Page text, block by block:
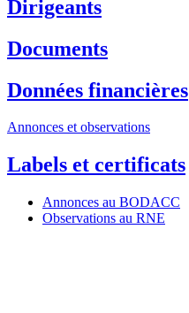
Dirigeants
Documents
Données financières
Annonces et observations
Labels et certificats
Annonces au BODACC
Observations au RNE